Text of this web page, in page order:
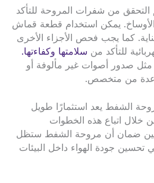
من شفرات المروحة للتأكد
يمكن استخدام قطعة قماش
كما يجب فحص الأجزاء الأخرى
للتأكد من سلامتها وكفاءتها.
صدور أصوات غير مألوفة أو
من متخصص.
الشفط يعد استثمارًا طويل
خلال اتباع هذه الخطوات
ضمان أن مروحة الشفط ستظل
جودة الهواء داخل البيئات